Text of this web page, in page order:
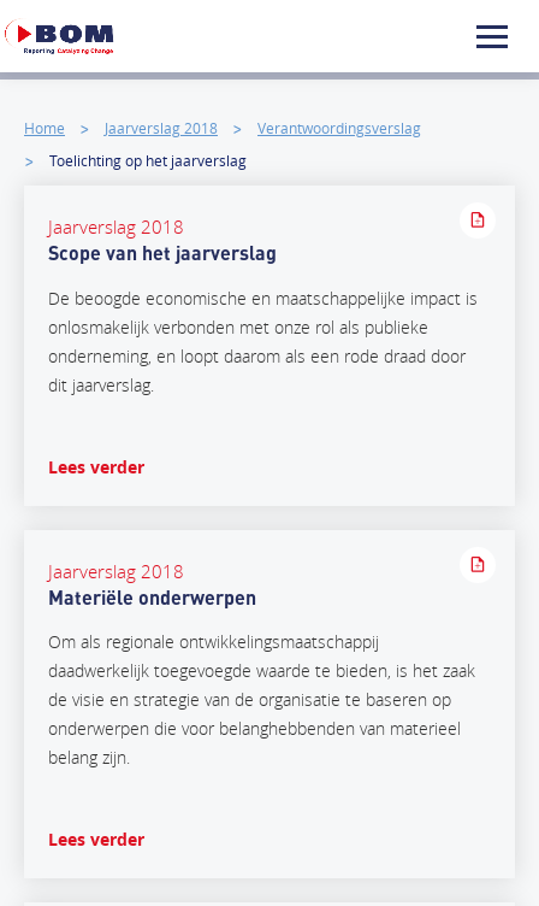
Home Jaarverslag 2018
Verantwoordingsverslag
Toelichting op het jaarverslag
Jaarverslag 2018
Scope van het jaarverslag
De beoogde economische en maatschappelijke impact is
onlosmakelijk verbonden met onze rol als publieke
onderneming, en loopt daarom als een rode draad door
dit jaarverslag.
Lees verder
Jaarverslag 2018
Materiële onderwerpen
Om als regionale ontwikkelingsmaatschappij
daadwerkelijk toegevoegde waarde te bieden, is het zaak
de visie en strategie van de organisatie te baseren op
onderwerpen die voor belanghebbenden van materieel
belang zijn.
Lees verder